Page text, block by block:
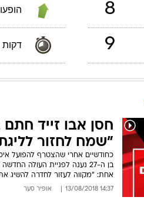
8
9
חסן אבו זייד
"שמח לחזור
כחודשיים אחרי שהצטרף להפועל
בן ה-27 נענה לפניית העולה
אחת: "מקווה לעזור לחדרה להשיג
14:37 13/08/2018 אופיר סער